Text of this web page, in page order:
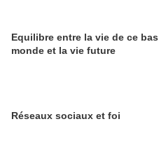
Equilibre entre la vie de ce bas
monde et la vie future
Réseaux sociaux et foi